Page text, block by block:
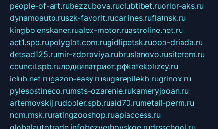
people-of-art.rubezzubova.ruclubtibet.ruorior-aks.ru
dynamoauto.ruszk-favorit.rucarlines.ruflatnsk.ru
kingbolenskaner.rualex-motor.ruastroline.net.ru
act1.spb.rupolyglot.com.rugidlipetsk.ruooo-driada.ru
detsad125.rumir-zdoroviya.rubruslanovo.rusiterem.ru
council.spb.ruлодкипатриот.рфkafekolizey.ru
iclub.net.rugazon-easy.rusugarepilekb.rugrinox.ru
pylesostineco.rumsts-ozarenie.rukameryjooan.ru
artemovskij.rudopler.spb.ruaid70.rumetall-perm.ru
ndm.msk.ruratingzooshop.ruapiaccess.ru